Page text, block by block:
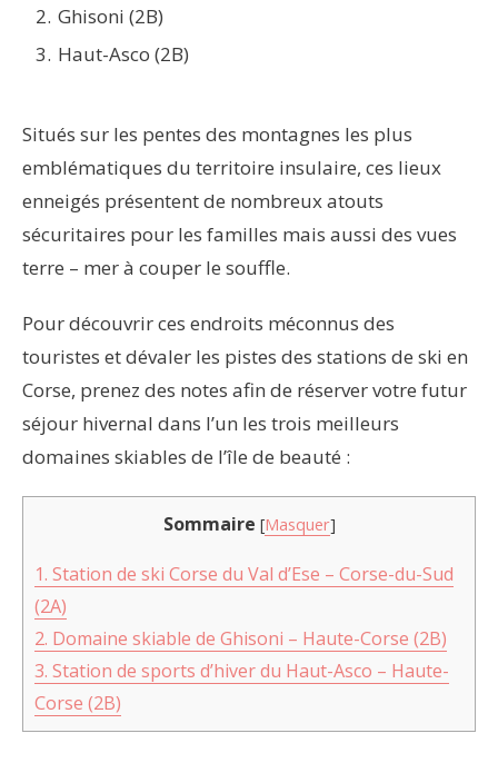
Ghisoni (2B)
Haut-Asco (2B)
Situés sur les pentes des montagnes les plus
emblématiques du territoire insulaire, ces lieux
enneigés présentent de nombreux atouts
sécuritaires pour les familles mais aussi des vues
terre – mer à couper le souffle.
Pour découvrir ces endroits méconnus des
touristes et dévaler les pistes des stations de ski en
Corse, prenez des notes afin de réserver votre futur
séjour hivernal dans l’un les trois meilleurs
domaines skiables de l’île de beauté :
Sommaire [Masquer]
1. Station de ski Corse du Val d’Ese – Corse-du-Sud
(2A)
2. Domaine skiable de Ghisoni – Haute-Corse (2B)
3. Station de sports d’hiver du Haut-Asco – Haute-
Corse (2B)